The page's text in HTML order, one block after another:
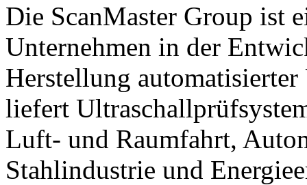
Die ScanMaster Group ist
Unternehmen in der
Herstellung
liefert
Luft- und Raumfahrt,
Stahlindustrie und